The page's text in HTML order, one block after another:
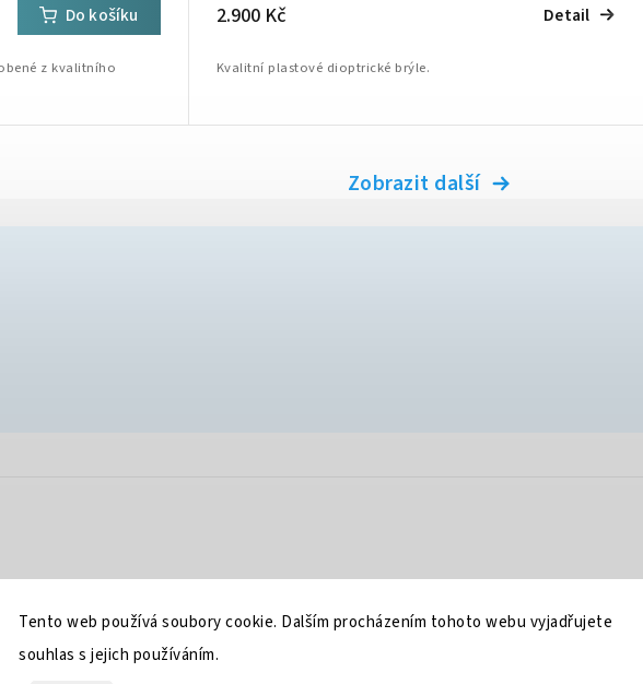
Tento web používá soubory cookie. Dalším procházením tohoto webu vyjadřujete
souhlas s jejich používáním.
Do košíku
z kvalitního
2.900 Kč Detail
Zobrazit další